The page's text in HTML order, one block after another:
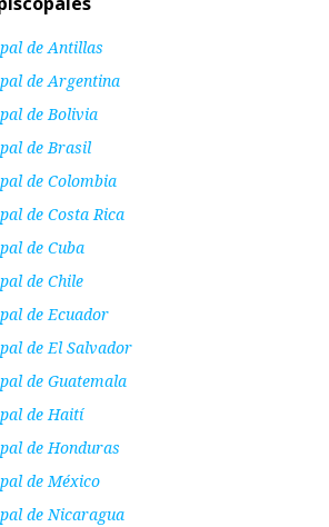
de Antillas
de Argentina
de Bolivia
de Brasil
de Colombia
de Costa Rica
de Cuba
de Chile
de Ecuador
de El Salvador
de Guatemala
de Haití
de Honduras
de México
de Nicaragua